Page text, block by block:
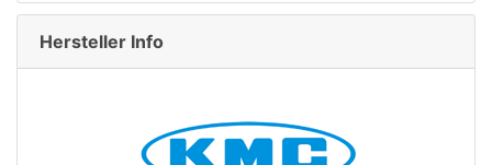
Hersteller Info